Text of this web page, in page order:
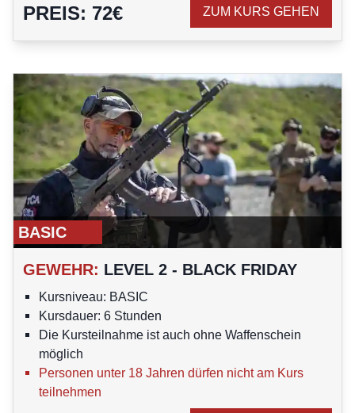
PREIS: 72€ ZUM KURS GEHEN
BASIC
GEWEHR: LEVEL 2 - BLACK FRIDAY
Kursniveau: BASIC
Kursdauer: 6 Stunden
Die Kursteilnahme ist auch ohne Waffenschein
möglich
Personen unter 18 Jahren dürfen nicht am Kurs
teilnehmen